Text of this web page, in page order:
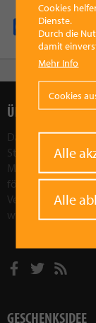
Facebook
Pinterest
ÜBER UNS
Das Ziel des
Stärkung der
Marktgemeinde
fördern und
Veranstaltungen
wirtschaftlich
GESCHENKSIDEE
Cookies
Dienste.
Durch die
damit
Mehr Info
Cookies
Alle
Alle